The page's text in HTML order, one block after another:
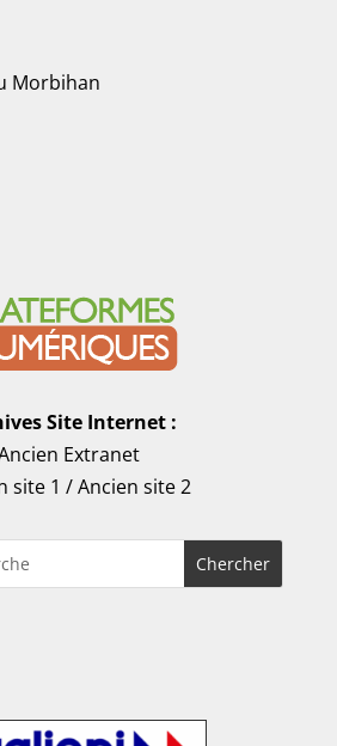
Morbihan
Site Internet :
Extranet
site 1 /Ancien site 2